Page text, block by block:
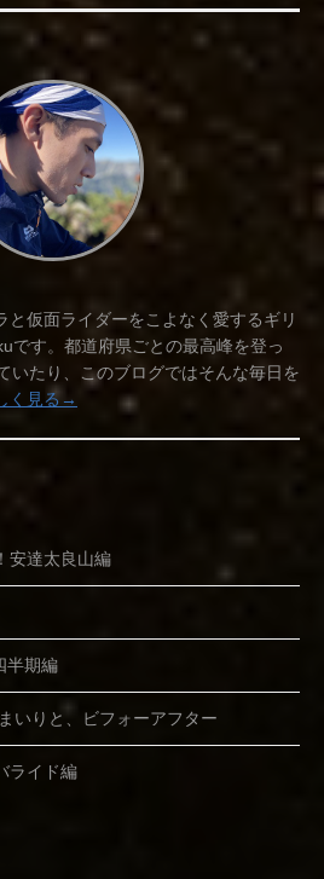
と仮面ライダーをこよなく愛するギリ
です。都道府県ごとの最高峰を登っ
いたり、このブログではそんな毎日を
く見る→
安達太良山編
半期編
いりと、ビフォーアフター
ライド編